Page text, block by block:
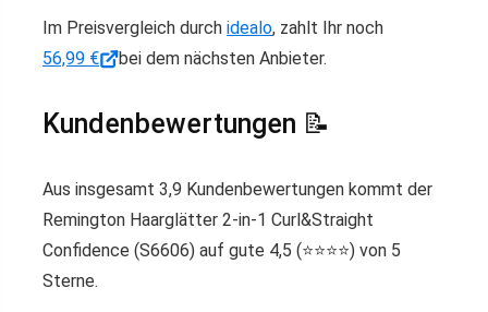
Im Preisvergleich durch idealo, zahlt Ihr noch
56,99 €
bei dem nächsten Anbieter.
Kundenbewertungen 📝
Aus insgesamt 3,9 Kundenbewertungen kommt der
Remington Haarglätter 2-in-1 Curl&Straight
Confidence (S6606) auf gute 4,5 (⭐️⭐️⭐️⭐️) von 5
Sterne.